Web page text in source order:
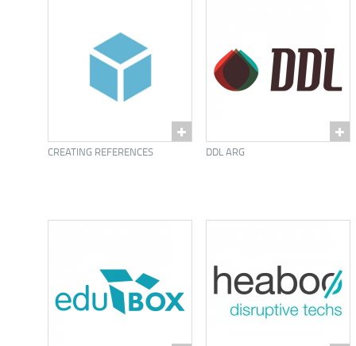
CREATING REFERENCES DDL ARG